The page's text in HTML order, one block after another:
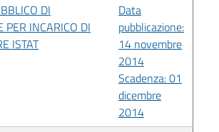
DI
PER INCARICO DI
ISTAT
Data
pubblicazione:
14 novembre
2014
Scadenza: 01
dicembre
2014